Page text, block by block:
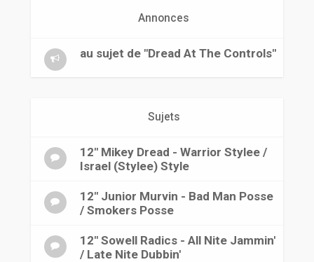
Annonces
au sujet de "Dread At The Controls"
Sujets
12" Mikey Dread - Warrior Stylee /
Israel (Stylee) Style
12" Junior Murvin - Bad Man Posse
/ Smokers Posse
12" Sowell Radics - All Nite Jammin'
/ Late Nite Dubbin'